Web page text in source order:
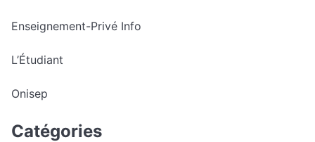
Enseignement-Privé Info
L’Étudiant
Onisep
Catégories